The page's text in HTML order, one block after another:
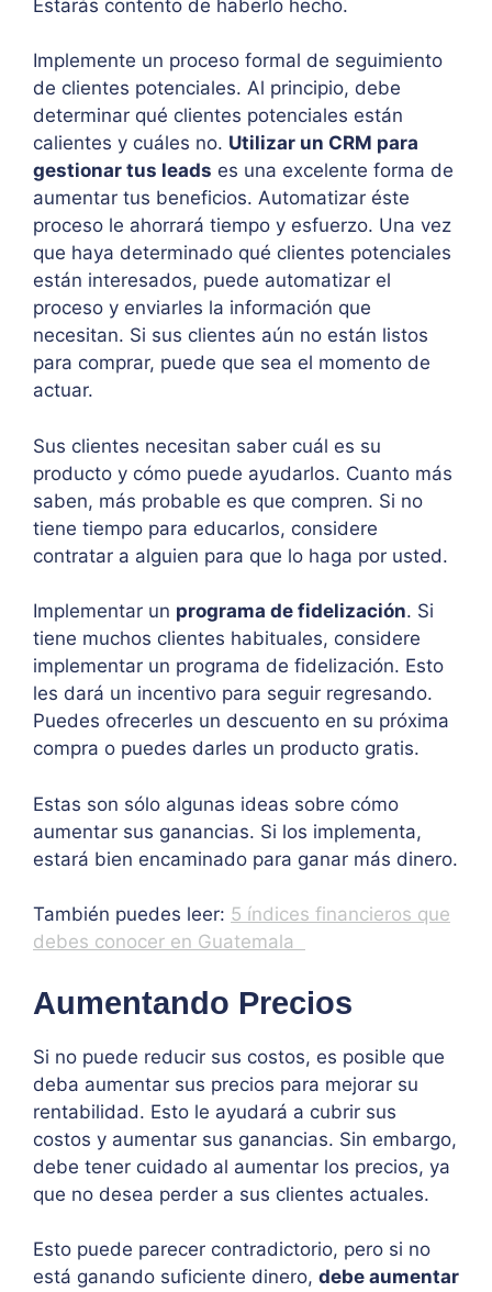
Estarás contento de haberlo hecho.
Implemente un proceso formal de seguimiento
de clientes potenciales. Al principio, debe
determinar qué clientes potenciales están
calientes y cuáles no. Utilizar un CRM para
gestionar tus leads es una excelente forma de
aumentar tus beneficios. Automatizar éste
proceso le ahorrará tiempo y esfuerzo. Una vez
que haya determinado qué clientes potenciales
están interesados, puede automatizar el
proceso y enviarles la información que
necesitan. Si sus clientes aún no están listos
para comprar, puede que sea el momento de
actuar.
Sus clientes necesitan saber cuál es su
producto y cómo puede ayudarlos. Cuanto más
saben, más probable es que compren. Si no
tiene tiempo para educarlos, considere
contratar a alguien para que lo haga por usted.
Implementar un programa de fidelización. Si
tiene muchos clientes habituales, considere
implementar un programa de fidelización. Esto
les dará un incentivo para seguir regresando.
Puedes ofrecerles un descuento en su próxima
compra o puedes darles un producto gratis.
Estas son sólo algunas ideas sobre cómo
aumentar sus ganancias. Si los implementa,
estará bien encaminado para ganar más dinero.
También puedes leer: 5 índices financieros que
debes conocer en Guatemala
Aumentando Precios
Si no puede reducir sus costos, es posible que
deba aumentar sus precios para mejorar su
rentabilidad. Esto le ayudará a cubrir sus
costos y aumentar sus ganancias. Sin embargo,
debe tener cuidado al aumentar los precios, ya
que no desea perder a sus clientes actuales.
Esto puede parecer contradictorio, pero si no
está ganando suficiente dinero, debe aumentar